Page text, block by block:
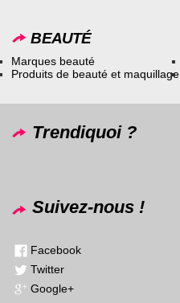
BEAUTÉ
Marques beauté
Produits de beauté et maquillage
Trendiquoi ?
Suivez-nous !
Facebook
Twitter
Google+